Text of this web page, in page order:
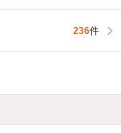
236件